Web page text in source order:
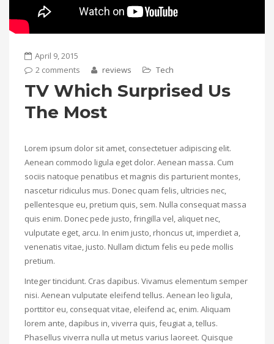
April 9, 2015
2 comments
reviews Tech
TV Which Surprised Us
The Most
Lorem ipsum dolor sit amet, consectetuer adipiscing elit.
Aenean commodo ligula eget dolor. Aenean massa. Cum
sociis natoque penatibus et magnis dis parturient montes,
nascetur ridiculus mus. Donec quam felis, ultricies nec,
pellentesque eu, pretium quis, sem. Nulla consequat massa
quis enim. Donec pede justo, fringilla vel, aliquet nec,
vulputate eget, arcu. In enim justo, rhoncus ut, imperdiet a,
venenatis vitae, justo. Nullam dictum felis eu pede mollis
pretium.
Integer tincidunt. Cras dapibus. Vivamus elementum semper
nisi. Aenean vulputate eleifend tellus. Aenean leo ligula,
porttitor eu, consequat vitae, eleifend ac, enim. Aliquam
lorem ante, dapibus in, viverra quis, feugiat a, tellus.
Phasellus viverra nulla ut metus varius laoreet. Quisque